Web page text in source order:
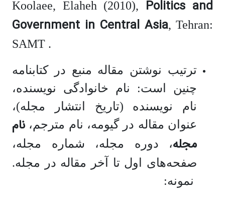
Koolaee, Elaheh (2010), Politics and
Government in Central Asia, Tehran:
SAMT .
ترتیب نوشتن مقاله منبع در کتابنامه
چنین است: نام خانوادگی نویسنده،
نام نویسنده (تاریخ انتشار مجله)،
عنوان مقاله در گیومه، نام مترجم، نام
مجله، دوره مجله، شماره مجله،
صفحه‌های اول تا آخر مقاله در مجله.
نمونه: